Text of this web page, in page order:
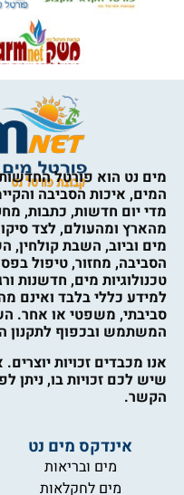
מים נט הוא פורטל
המים, איכות הסביבה
מדי יום חדשות, כתבות,
מהארץ ומהעולם, לצד
מים וביוב, השבת קולחין,
הסביבה, מחזור, טיפול
טכנולוגיות מים, חדשנות
למידע כללי בלבד ואינם
סביבתי, משפטי או אחר.
המשתמש ובכפוף לתקנון
אנו מכבדים זכויות
שיש לכם זכויות בו, ניתן
הקשר.
אינדקס מים נט
מים ובריאות
מים לחקלאות